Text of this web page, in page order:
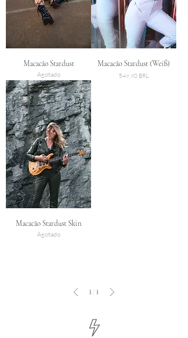
Macacão Stardust
Agotado
Macacão Stardust (Weiß)
Precio
549,90 BRL
Macacão Stardust Skin
Agotado
1 / 1